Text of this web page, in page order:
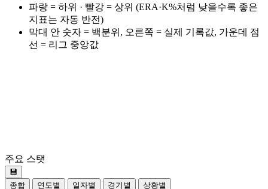
파랑 = 하위 · 빨강 = 상위 (ERA·K%처럼 낮을수록 좋은
지표는 자동 반전)
막대 안 숫자 = 백분위, 오른쪽 = 실제 기록값, 가운데 점
선 = 리그 중앙값
주요 스탯
💾
종합
연도별 일자별 경기별 상황별